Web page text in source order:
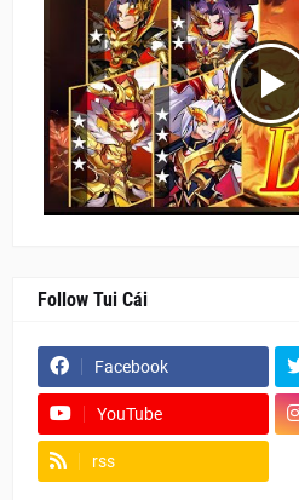
Follow Tui Cái
Facebook
YouTube
rss